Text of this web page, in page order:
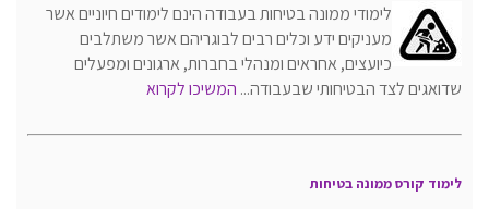
לימודי ממונה בטיחות בעבודה הינם לימודים חיוניים אשר
מעניקים ידע וכלים רבים לבוגריהם אשר משתלבים
כיועצים, אחראים ומנהלי בחברות, ארגונים ומפעלים
שדואגים לצד הבטיחותי שבעבודה... המשיכו לקרוא
לימוד קורס ממונה בטיחות